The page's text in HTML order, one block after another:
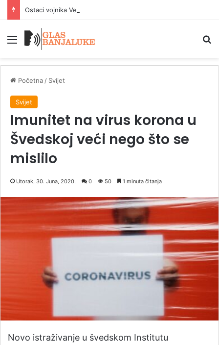
Meni
Početna / Svijet
Svijet
Imunitet na virus korona u
Švedskoj veći nego što se
mislilo
Utorak, 30. Juna, 2020. 0 50 1 minuta čitanja
Novo istraživanje u švedskom Institutu